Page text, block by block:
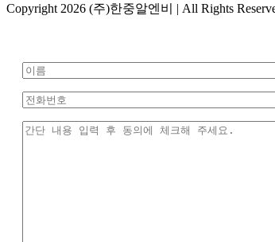
Copyright 2026 (주)한중알엔비 | All Rights
Bar
Area